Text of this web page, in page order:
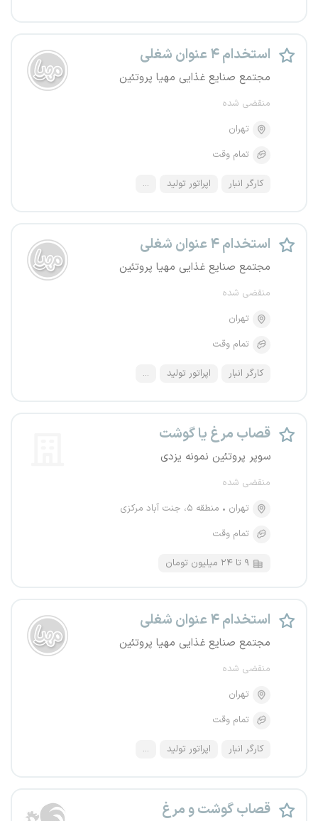
استخدام ۴ عنوان شغلی
مجتمع صنایع غذایی مهیا پروتئین
منقضی شده
تهران
تمام وقت
کارگر انبار اپراتور تولید ...
استخدام ۴ عنوان شغلی
مجتمع صنایع غذایی مهیا پروتئین
منقضی شده
تهران
تمام وقت
کارگر انبار اپراتور تولید ...
قصاب مرغ یا گوشت
سوپر پروتئین نمونه یزدی
منقضی شده
تهران
منطقه ۵، جنت آباد مرکزی
تمام وقت
۹ تا ۲۴ میلیون تومان
استخدام ۴ عنوان شغلی
مجتمع صنایع غذایی مهیا پروتئین
منقضی شده
تهران
تمام وقت
کارگر انبار اپراتور تولید ...
قصاب گوشت و مرغ